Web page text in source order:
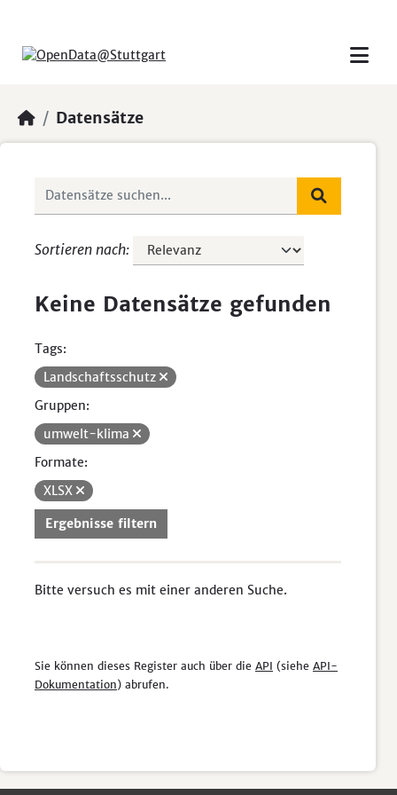
Datensätze
Sortieren nach
Keine Datensätze gefunden
Tags:
Landschaftsschutz
Gruppen:
umwelt-klima
Formate:
XLSX
Ergebnisse filtern
Bitte versuch es mit einer anderen Suche.
Sie können dieses Register auch über die API (siehe API-
Dokumentation) abrufen.